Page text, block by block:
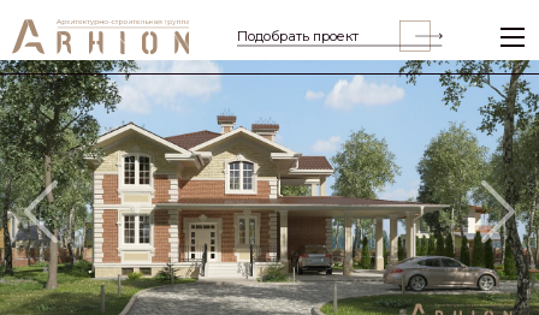
Подобрать проект
Previous